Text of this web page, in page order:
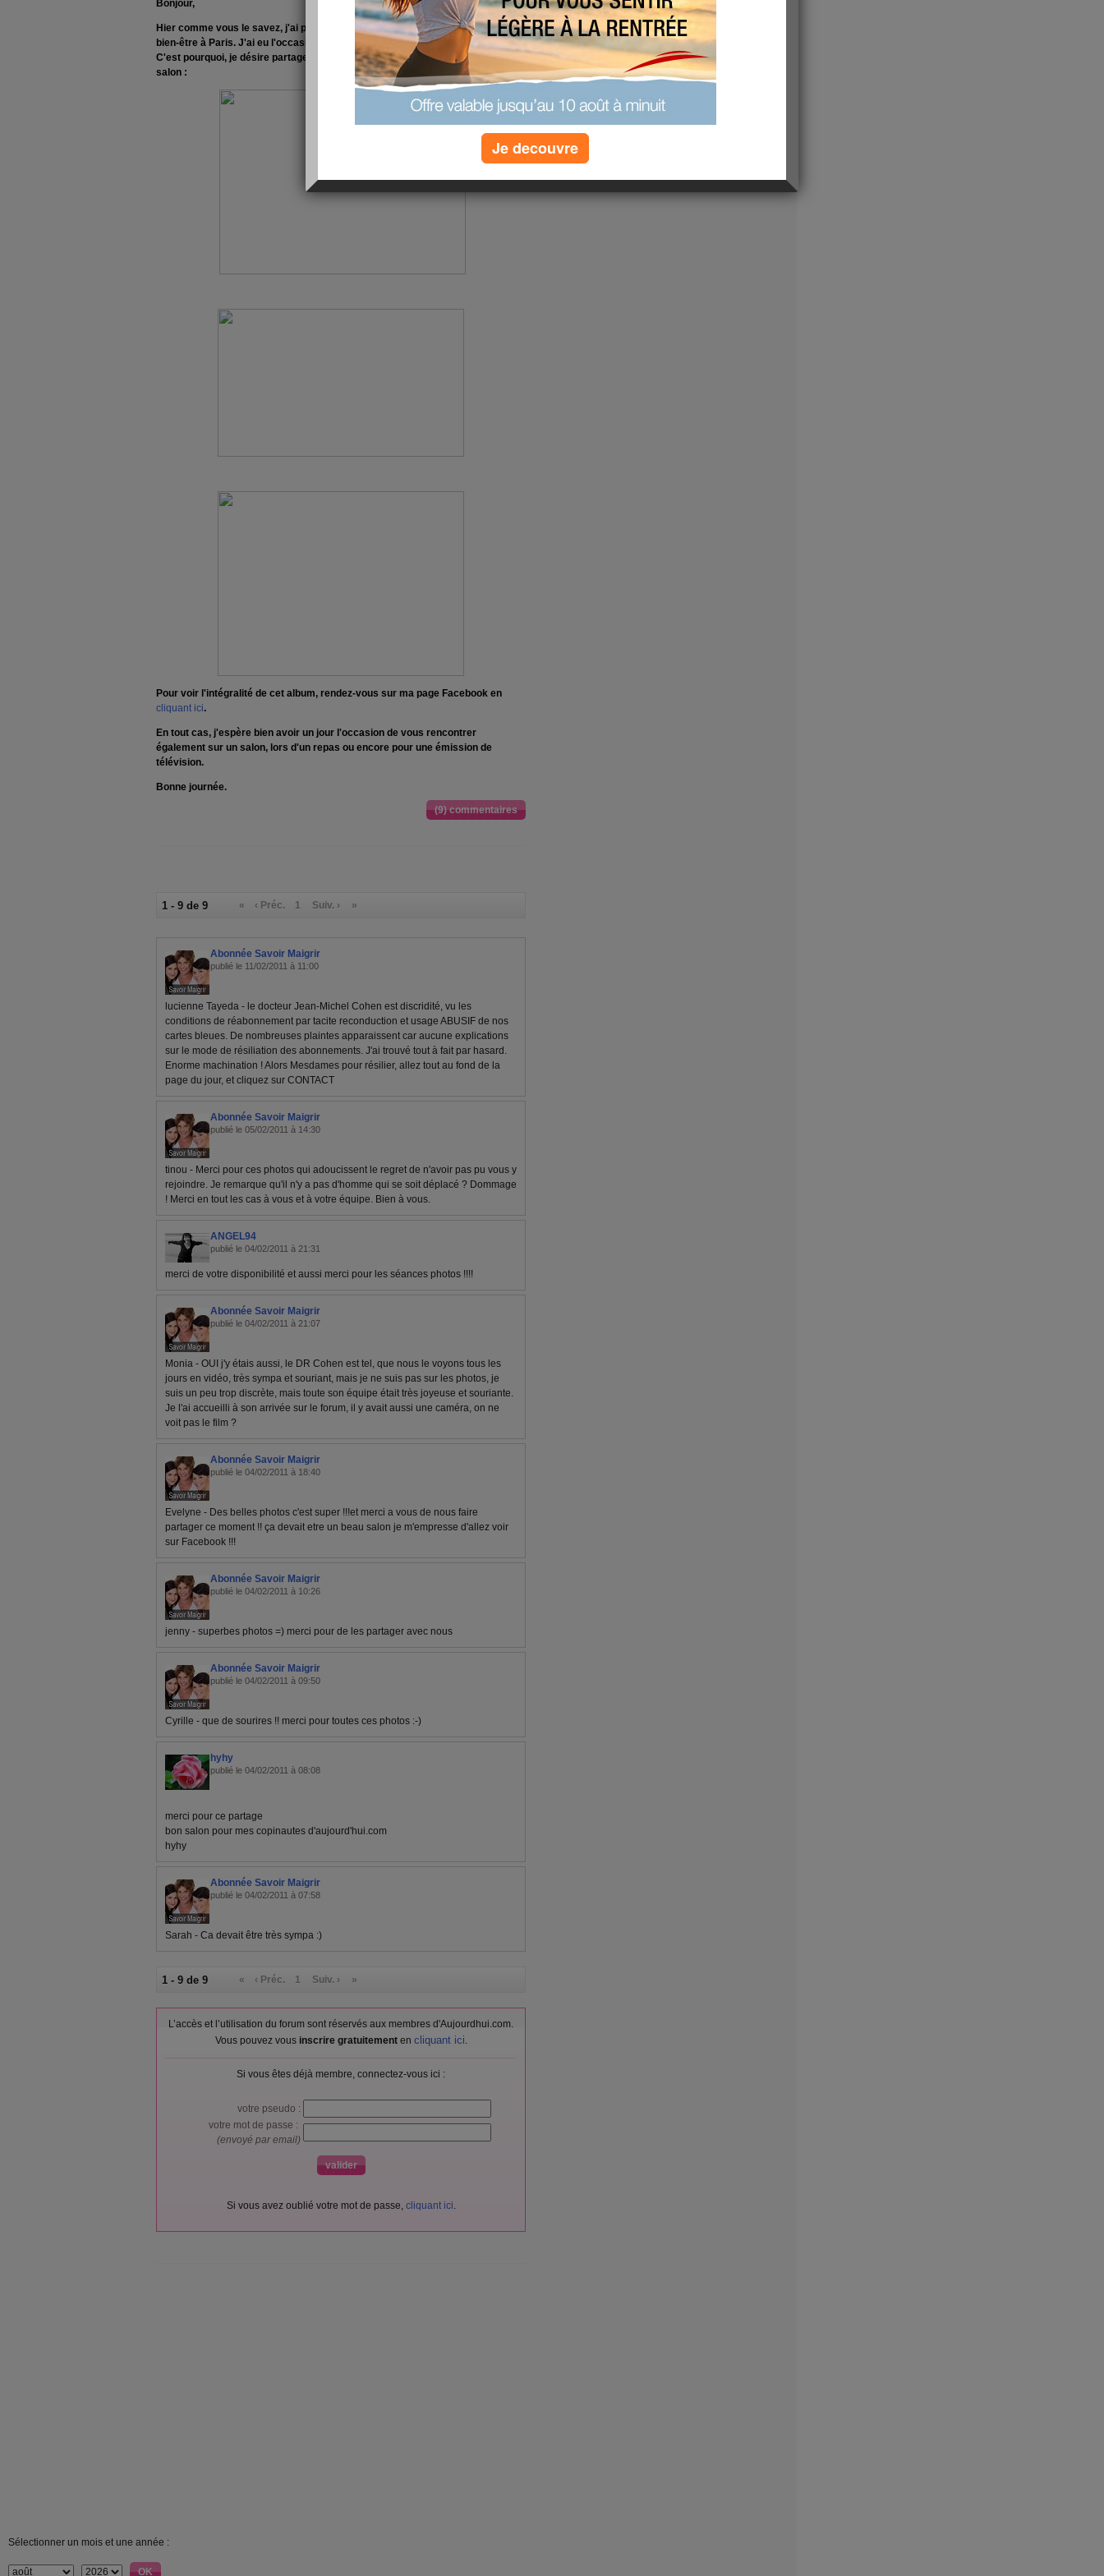
Bonjour,
Hier comme vous le savez, j'ai participé grâce à Aujourdhui.comau salon du
bien-être à Paris. J'ai eu l'occasion de rencontrer de nombreuses personnes.
C'est pourquoi, je désire partager avec vous quelques photos prises lors du
salon :
Pour voir l'intégralité de cet album, rendez-vous sur ma page Facebook en
cliquant ici.
En tout cas, j'espère bien avoir un jour l'occasion de vous rencontrer
également sur un salon, lors d'un repas ou encore pour une émission de
télévision.
Bonne journée.
(9) commentaires
1 - 9 de 9 « ‹ Préc. 1 Suiv. › »
Abonnée Savoir Maigrir
publié le 11/02/2011 à 11:00
lucienne Tayeda - le docteur Jean-Michel Cohen est discridité, vu les
conditions de réabonnement par tacite reconduction et usage ABUSIF de nos
cartes bleues. De nombreuses plaintes apparaissent car aucune explications
sur le mode de résiliation des abonnements. J'ai trouvé tout à fait par hasard.
Enorme machination ! Alors Mesdames pour résilier, allez tout au fond de la
page du jour, et cliquez sur CONTACT
Abonnée Savoir Maigrir
publié le 05/02/2011 à 14:30
tinou - Merci pour ces photos qui adoucissent le regret de n'avoir pas pu vous y
rejoindre. Je remarque qu'il n'y a pas d'homme qui se soit déplacé ? Dommage
! Merci en tout les cas à vous et à votre équipe. Bien à vous.
ANGEL94
publié le 04/02/2011 à 21:31
merci de votre disponibilité et aussi merci pour les séances photos !!!!
Abonnée Savoir Maigrir
publié le 04/02/2011 à 21:07
Monia - OUI j'y étais aussi, le DR Cohen est tel, que nous le voyons tous les
jours en vidéo, très sympa et souriant, mais je ne suis pas sur les photos, je
suis un peu trop discrète, mais toute son équipe était très joyeuse et souriante.
Je l'ai accueilli à son arrivée sur le forum, il y avait aussi une caméra, on ne
voit pas le film ?
Abonnée Savoir Maigrir
publié le 04/02/2011 à 18:40
Evelyne - Des belles photos c'est super !!!et merci a vous de nous faire
partager ce moment !! ça devait etre un beau salon je m'empresse d'allez voir
sur Facebook !!!
Abonnée Savoir Maigrir
publié le 04/02/2011 à 10:26
jenny - superbes photos =) merci pour de les partager avec nous
Abonnée Savoir Maigrir
publié le 04/02/2011 à 09:50
Cyrille - que de sourires !! merci pour toutes ces photos :-)
hyhy
publié le 04/02/2011 à 08:08
merci pour ce partage
bon salon pour mes copinautes d'aujourd'hui.com
hyhy
Abonnée Savoir Maigrir
publié le 04/02/2011 à 07:58
Sarah - Ca devait être très sympa :)
1 - 9 de 9 « ‹ Préc. 1 Suiv. › »
L’accès et l’utilisation du forum sont réservés aux membres d'Aujourdhui.com.
Vous pouvez vous inscrire gratuitementen cliquant ici.
Si vous êtes déjà membre, connectez-vous ici :
votre pseudo :
votre mot de passe :
(envoyé par email)
Si vous avez oublié votre mot de passe, cliquant ici.
Sélectionner un mois et une année :
Je decouvre